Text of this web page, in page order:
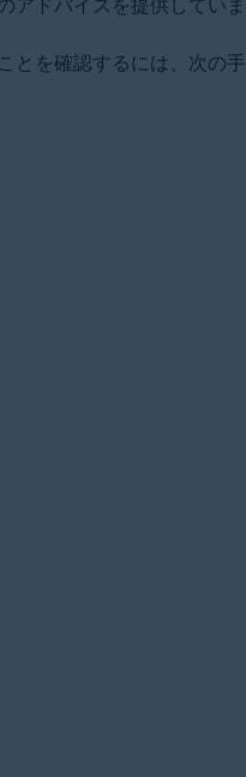
を確認するには、次の手